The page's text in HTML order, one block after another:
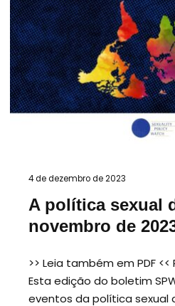
4 de dezembro de 2023
A política sexual
novembro de
>> Leia também em PDF
Esta edição do boletim
eventos da política sexual